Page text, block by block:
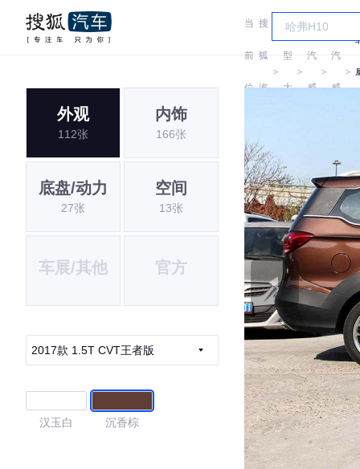
当
前
位
搜
狐
汽
＞
车
型
大
＞
北
汽
威
＞
汽
威
＞
外观
112张
内饰
166张
底盘/动力
27张
空间
13张
车展/其他 官方
2017款 1.5T CVT王者版
汉玉白 沉香棕